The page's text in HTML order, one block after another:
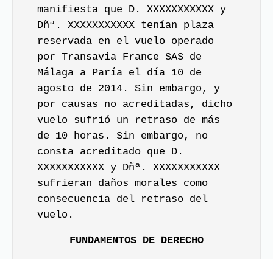
manifiesta que D. XXXXXXXXXXX y
Dñª. XXXXXXXXXXX tenían plaza
reservada en el vuelo operado
por Transavia France SAS de
Málaga a Paría el día 10 de
agosto de 2014. Sin embargo, y
por causas no acreditadas, dicho
vuelo sufrió un retraso de más
de 10 horas. Sin embargo, no
consta acreditado que D.
XXXXXXXXXXX y Dñª. XXXXXXXXXXX
sufrieran daños morales como
consecuencia del retraso del
vuelo.
FUNDAMENTOS DE DERECHO